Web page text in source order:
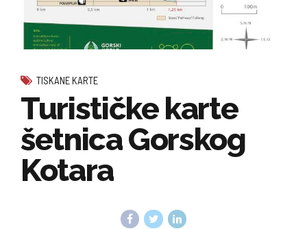
TISKANE KARTE
Turističke karte
šetnica Gorskog
Kotara